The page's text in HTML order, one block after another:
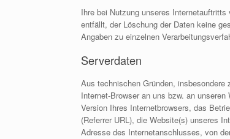
Ihre bei Nutzung unseres
entfällt, der Löschung der Daten keine
Angaben zu einzelnen
Serverdaten
Aus technischen Gründen,
Internet-Browser an uns bzw. an
Version Ihres Internetbrowsers, das
(Referrer URL), die Website(s) unseres
Adresse des Internetanschlusses, von